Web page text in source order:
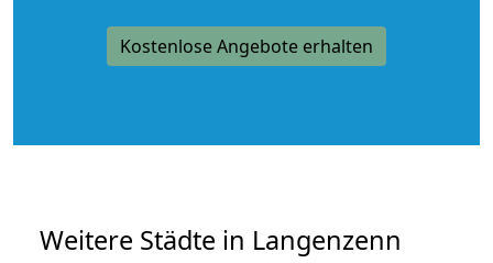
Kostenlose Angebote erhalten
Weitere Städte in Langenzenn